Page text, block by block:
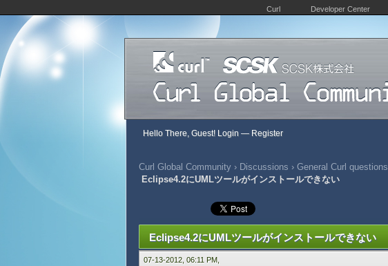
Curl Developer Center
Hello There, Guest! Login — Register
Curl Global Community › Discussions › General Curl questions
Eclipse4.2にUMLツールがインストールできない
Eclipse4.2にUMLツールがインストールできない
07-13-2012, 06:11 PM,